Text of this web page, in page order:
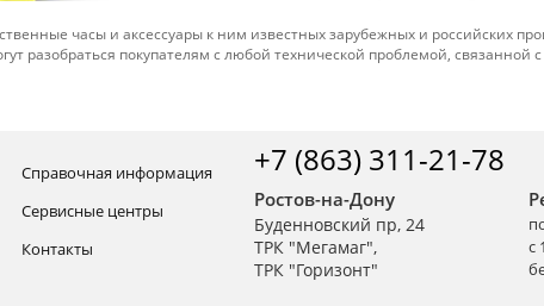
часы и аксессуары к ним известных зарубежных и российских
разобраться покупателям с любой технической проблемой,
Справочная информация
Сервисные центры
Контакты
+7 (863) 311-21-78
с
Ростов-на-Дону
Буденновский пр, 24
ТРК "Мегамаг",
ТРК "Горизонт"